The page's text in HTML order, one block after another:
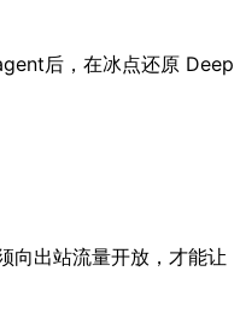
后，在冰点还原 Deep
向出站流量开放，才能让